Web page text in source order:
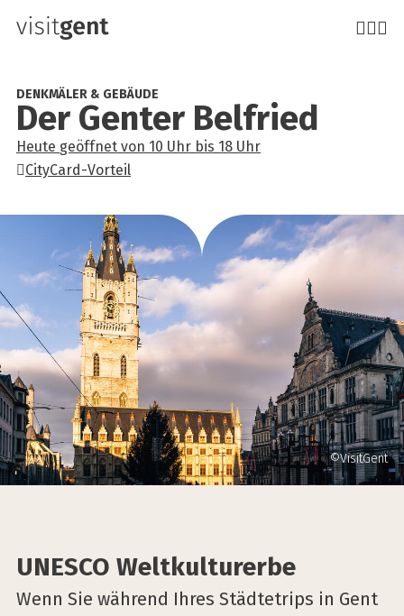
Direkt
zum
Der Gen­ter Bel­fried
DENKMÄLER & GEBÄUDE
Heute geöffnet von 10 Uhr bis 18 Uhr
CityCard-Vorteil
©VisitGent
UNESCO Weltkulturerbe
Wenn Sie während Ihres Städtetrips in Gent